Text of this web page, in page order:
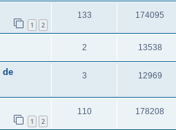
1 2
133 174095
2 13538
de
3 12969
1 2
110 178208